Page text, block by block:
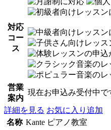
対応
コー
ス
営業
案内
現在お申込み受付中で
詳細を見る お気に入り追加
名称 Kante ピアノ教室